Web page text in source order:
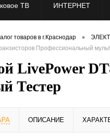
ТВ ИНТЕРНЕТ
товаров в г.Краснодар •
Профессиональный
LivePower
Тестер
ОПИСАНИЕ